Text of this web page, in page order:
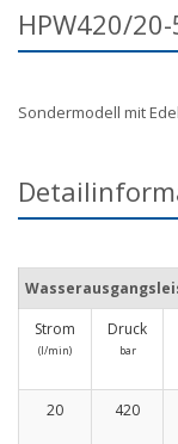
HPW420/20-
Sondermodell mit
Strom
(I/min)
Druck
bar
20 420